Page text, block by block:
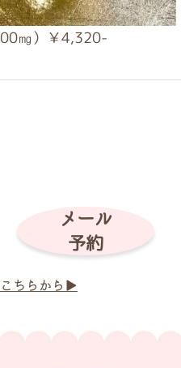
㎎）￥4,320-
メール
予約
ちらから▶